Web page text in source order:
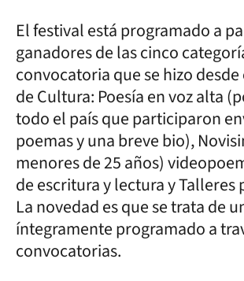
El festival está programado a
ganadores de las cinco
convocatoria que se hizo
de Cultura: Poesía en voz alta
todo el país que participaron
poemas y una breve bio),
menores de 25 años)
de escritura y lectura y Talleres
La novedad es que se trata de
íntegramente programado a
convocatorias.